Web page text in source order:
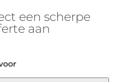
een scherpe
aan